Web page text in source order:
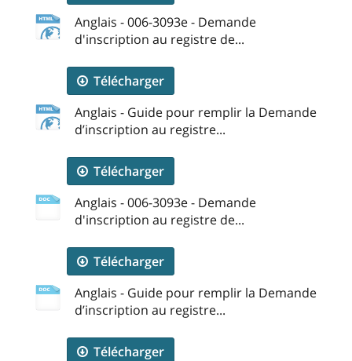
Anglais - 006-3093e - Demande
d'inscription au registre de...
Télécharger
Anglais - Guide pour remplir la Demande
d’inscription au registre...
Télécharger
Anglais - 006-3093e - Demande
d'inscription au registre de...
Télécharger
Anglais - Guide pour remplir la Demande
d’inscription au registre...
Télécharger